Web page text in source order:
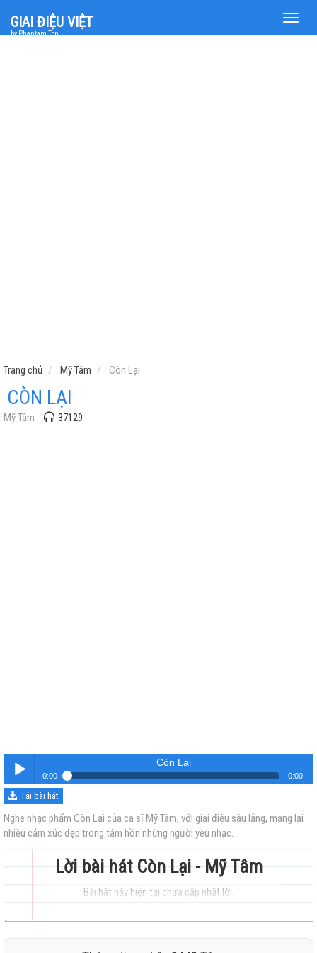
Toggle
GIAI ĐIỆU VIỆT
by Phantam Top
Trang chủ Mỹ Tâm Còn Lại
CÒN LẠI
Mỹ Tâm 37129
Nghe
Còn Lại
0:00 0:00
Còn Lại
Tải bài hát
Nghe nhạc phẩm Còn Lại của ca sĩ Mỹ Tâm, với giai điệu sâu lắng, mang lại
nhiều cảm xúc đẹp trong tâm hồn những người yêu nhạc.
Lời bài hát Còn Lại - Mỹ Tâm
Bài hát này hiện tại chưa cập nhật lời.